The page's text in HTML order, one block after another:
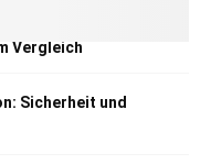
Vergleich
Sicherheit und